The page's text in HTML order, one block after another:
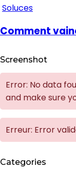
Soluces
Comment
Screenshot
Error: No data
and make sure
Erreur: Error
Categories